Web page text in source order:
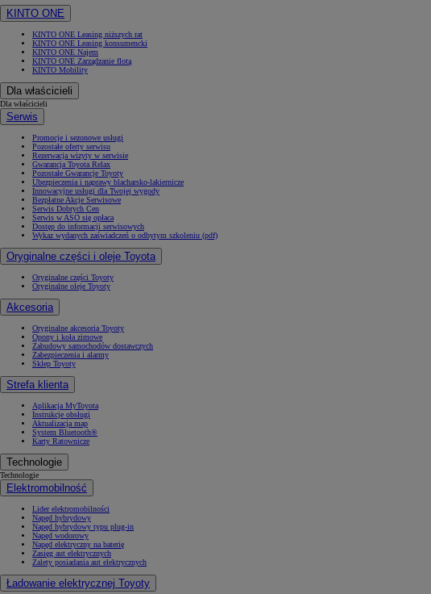
Od
Yaris Cross
HYBRID
KINTO ONE
KINTO ONE Leasing niższych rat
KINTO ONE Leasing konsumencki
KINTO ONE Najem
KINTO ONE Zarządzanie flotą
KINTO Mobility
Dla właścicieli
Dla właścicieli
Serwis
Promocje i sezonowe usługi
Pozostałe oferty serwisu
Rezerwacja wizyty w serwisie
Gwarancja Toyota Relax
Pozostałe Gwarancje Toyoty
Ubezpieczenia i naprawy blacharsko-lakiernicze
Innowacyjne usługi dla Twojej wygody
Bezpłatne Akcje Serwisowe
Serwis Dobrych Cen
Serwis w ASO się opłaca
Dostęp do informacji serwisowych
Wykaz wydanych zaświadczeń o odbytym szkoleniu (pdf)
Oryginalne części i oleje Toyota
Oryginalne części Toyoty
Oryginalne oleje Toyoty
Akcesoria
Oryginalne akcesoria Toyoty
Opony i koła zimowe
Zabudowy samochodów dostawczych
Zabezpieczenia i alarmy
Sklep Toyoty
Strefa klienta
Aplikacja MyToyota
Instrukcje obsługi
Aktualizacja map
System Bluetooth®
Karty Ratownicze
Technologie
Technologie
Elektromobilność
Lider elektromobilności
Napęd hybrydowy
Napęd hybrydowy typu plug-in
Napęd wodorowy
Napęd elektryczny na baterię
Zasięg aut elektrycznych
Zalety posiadania aut elektrycznych
Ładowanie elektrycznej Toyoty